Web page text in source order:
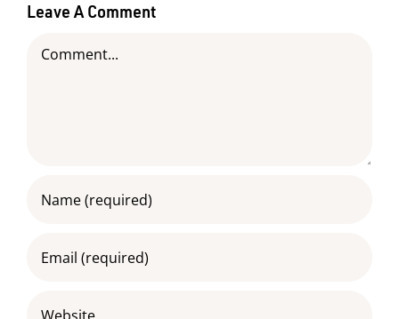
Leave A Comment
Comment